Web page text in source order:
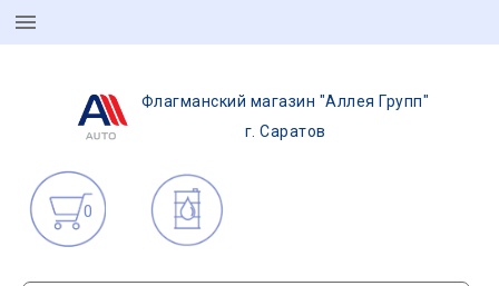
Флагманский магазин "Аллея Групп"
г. Саратов
0